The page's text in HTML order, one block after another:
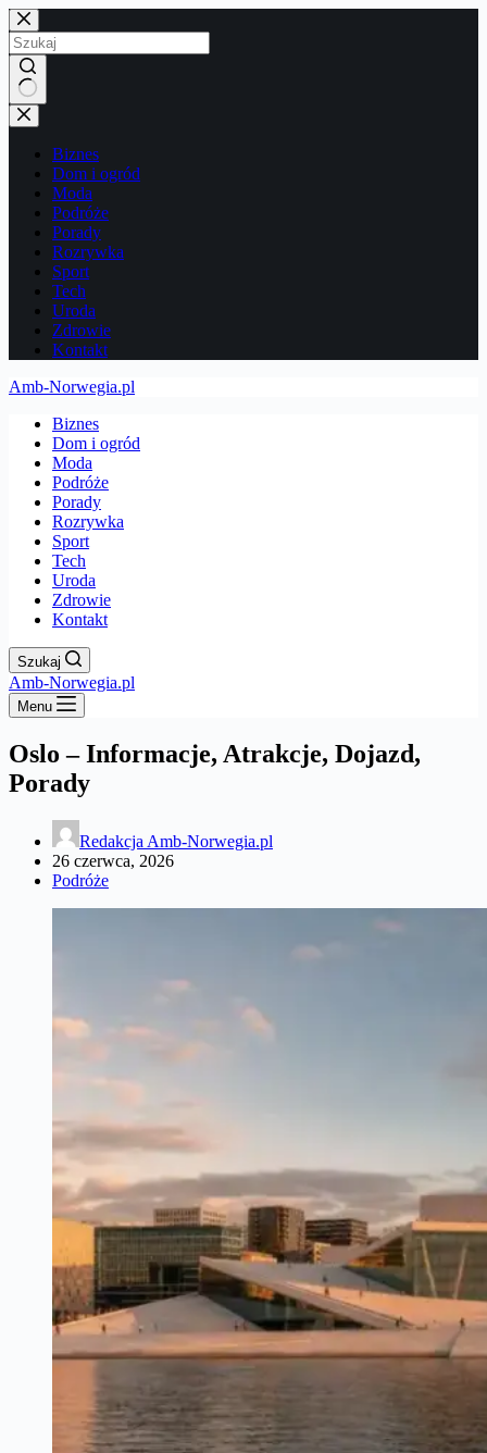
Przejdź
do
treści
Brak
wyników
Biznes
Dom i ogród
Moda
Podróże
Porady
Rozrywka
Sport
Tech
Uroda
Zdrowie
Kontakt
Amb-Norwegia.pl
Biznes
Dom i ogród
Moda
Podróże
Porady
Rozrywka
Sport
Tech
Uroda
Zdrowie
Kontakt
Szukaj
Amb-Norwegia.pl
Menu
Oslo – Informacje, Atrakcje, Dojazd,
Porady
Redakcja Amb-Norwegia.pl
26 czerwca, 2026
Podróże